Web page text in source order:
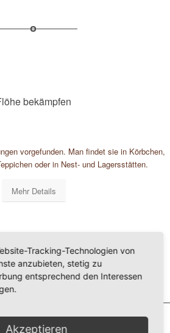
bekämpfen
vorgefunden. Man findet sie in Körbchen,
oder in Nest- und Lagersstätten.
Mehr Details
Tracking-Technologien von
anzubieten, stetig zu
entsprechend den Interessen
Akzeptieren